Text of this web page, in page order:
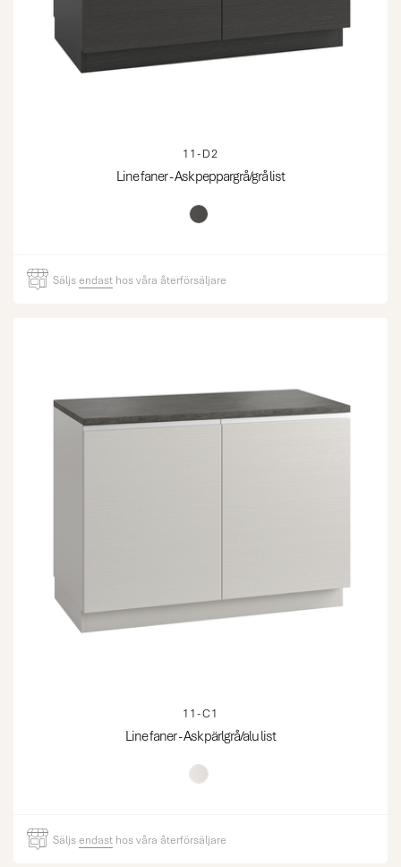
11-D2
Line faner - Ask peppargrå/grå list
Säljsendast hos våra återförsäljare
11-C1
Line faner - Ask pärlgrå/alu list
Säljsendast hos våra återförsäljare